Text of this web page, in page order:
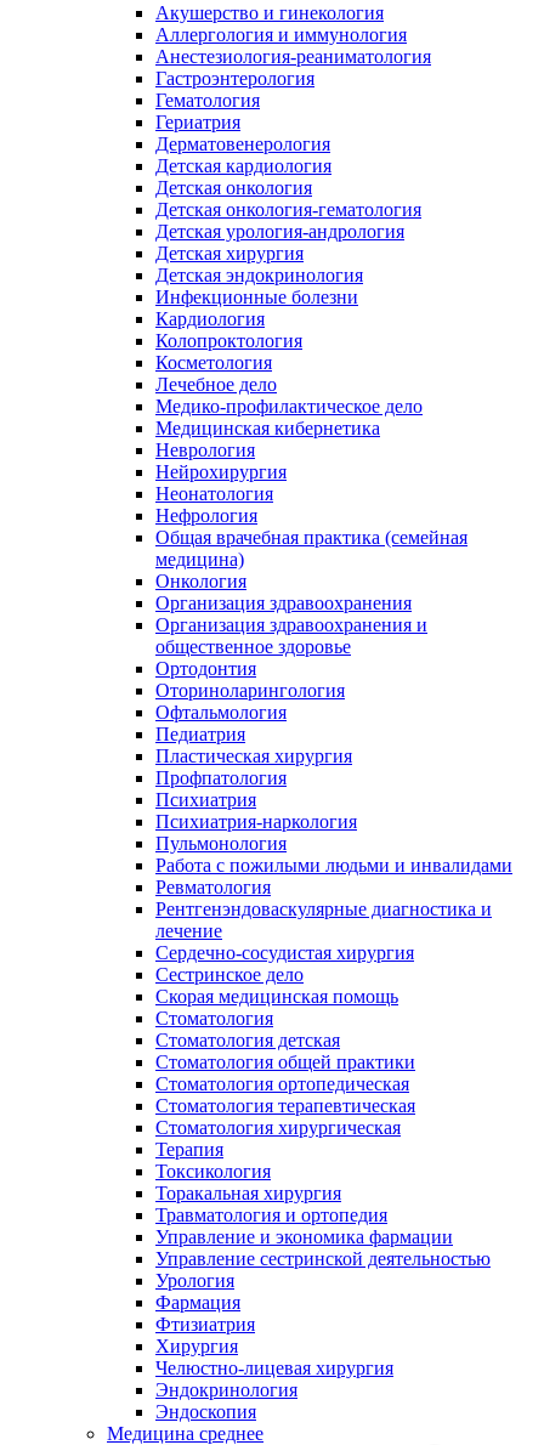
Акушерство и гинекология
Аллергология и иммунология
Анестезиология-реаниматология
Гастроэнтерология
Гематология
Гериатрия
Дерматовенерология
Детская кардиология
Детская онкология
Детская онкология-гематология
Детская урология-андрология
Детская хирургия
Детская эндокринология
Инфекционные болезни
Кардиология
Колопроктология
Косметология
Лечебное дело
Медико-профилактическое дело
Медицинская кибернетика
Неврология
Нейрохирургия
Неонатология
Нефрология
Общая врачебная практика (семейная
медицина)
Онкология
Организация здравоохранения
Организация здравоохранения и
общественное здоровье
Ортодонтия
Оториноларингология
Офтальмология
Педиатрия
Пластическая хирургия
Профпатология
Психиатрия
Психиатрия-наркология
Пульмонология
Работа с пожилыми людьми и инвалидами
Ревматология
Рентгенэндоваскулярные диагностика и
лечение
Сердечно-сосудистая хирургия
Сестринское дело
Скорая медицинская помощь
Стоматология
Стоматология детская
Стоматология общей практики
Стоматология ортопедическая
Стоматология терапевтическая
Стоматология хирургическая
Терапия
Токсикология
Торакальная хирургия
Травматология и ортопедия
Управление и экономика фармации
Управление сестринской деятельностью
Урология
Фармация
Фтизиатрия
Хирургия
Челюстно-лицевая хирургия
Эндокринология
Эндоскопия
Медицина среднее